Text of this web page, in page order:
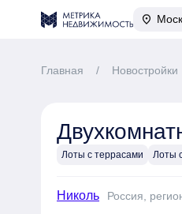
Главная / Новостройки
Лоты с террасами Лоты
Николь Россия,